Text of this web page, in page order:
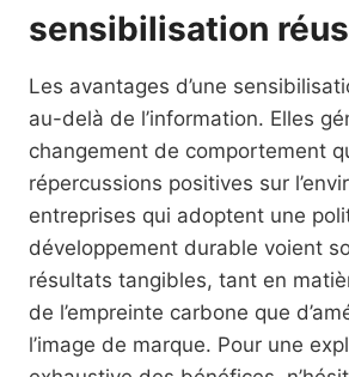
sensibilisation
Les avantages d’une
au-delà de l’information. Elles
changement de comportement
répercussions positives sur
entreprises qui adoptent une
développement durable voient
résultats tangibles, tant en
de l’empreinte carbone que
l’image de marque. Pour une